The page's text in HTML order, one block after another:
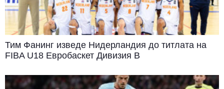
Тим Фанинг изведе Нидерландия до титлата на
FIBA U18 Евробаскет Дивизия B